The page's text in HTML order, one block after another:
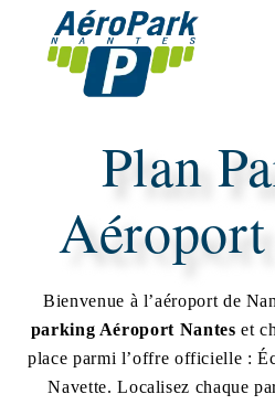
contenu
Plan
Aéroport
Bienvenue à l’aéroport de
parking Aéroport Nantes et
place parmi l’offre officielle :
Navette. Localisez chaque